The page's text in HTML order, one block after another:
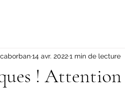
!
caborban14 avr. 20221 min de lecture